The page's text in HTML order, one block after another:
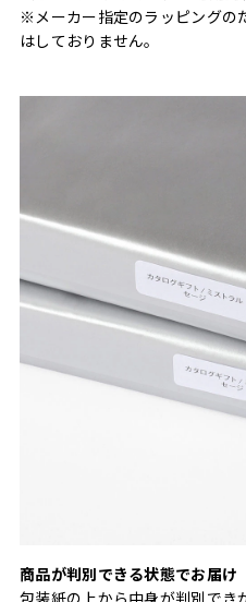
※メーカー指定のラッピングの
はしておりません。
商品が判別できる状態でお届け
包装紙の上から中身が判別でき